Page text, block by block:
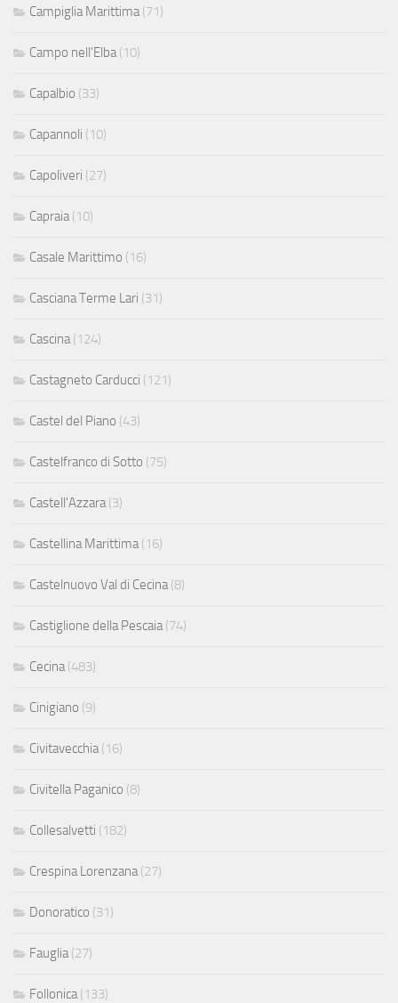
Campiglia Marittima (71)
Campo nell'Elba (10)
Capalbio (33)
Capannoli (10)
Capoliveri (27)
Capraia (10)
Casale Marittimo (16)
Casciana Terme Lari (31)
Cascina (124)
Castagneto Carducci (121)
Castel del Piano (43)
Castelfranco di Sotto (75)
Castell'Azzara (3)
Castellina Marittima (16)
Castelnuovo Val di Cecina (8)
Castiglione della Pescaia (74)
Cecina (483)
Cinigiano (9)
Civitavecchia (16)
Civitella Paganico (8)
Collesalvetti (182)
Crespina Lorenzana (27)
Donoratico (31)
Fauglia (27)
Follonica (133)